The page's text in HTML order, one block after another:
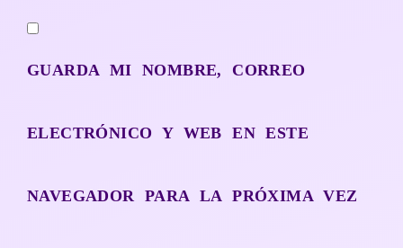
GUARDA MI NOMBRE, CORREO
ELECTRÓNICO Y WEB EN ESTE
NAVEGADOR PARA LA PRÓXIMA VEZ